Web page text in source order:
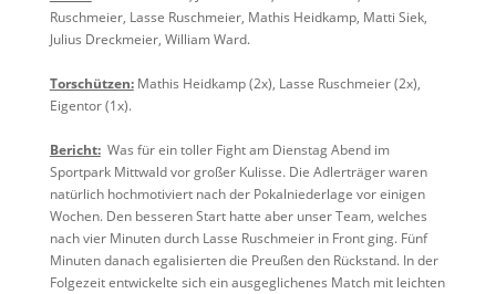
Ruschmeier, Lasse Ruschmeier, Mathis Heidkamp, Matti Siek,
Julius Dreckmeier, William Ward.
Torschützen: Mathis Heidkamp (2x), Lasse Ruschmeier (2x),
Eigentor (1x).
Bericht: Was für ein toller Fight am Dienstag Abend im
Sportpark Mittwald vor großer Kulisse. Die Adlerträger waren
natürlich hochmotiviert nach der Pokalniederlage vor einigen
Wochen. Den besseren Start hatte aber unser Team, welches
nach vier Minuten durch Lasse Ruschmeier in Front ging. Fünf
Minuten danach egalisierten die Preußen den Rückstand. In der
Folgezeit entwickelte sich ein ausgeglichenes Match mit leichten